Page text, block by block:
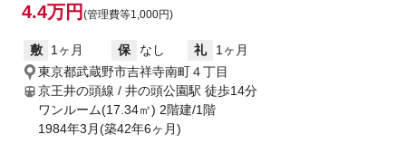
4.4万円 (管理費等1,000円)
敷 1ヶ月 保 なし 礼
1ヶ月
東京都武蔵野市吉祥寺南町４丁目
京王井の頭線 / 井の頭公園駅 徒歩14分
ワンルーム(17.34㎡) 2階建/1階
1984年3月(築42年6ヶ月)